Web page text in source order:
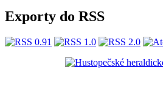
Exporty do RSS